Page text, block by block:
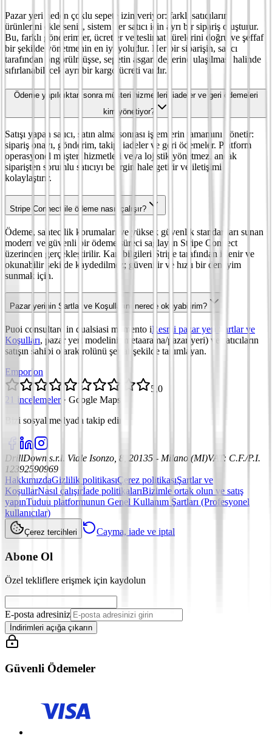
Pazar yeri neden çoklu sepete izin veriyor: farklı satıcıların
ürünlerini eklerseniz, sistem her satıcı için ayrı bir sipariş oluşturur.
Bu, farklı gönderimler, ücretler ve teslimat sürelerini doğru ve şeffaf
bir şekilde yönetmenin en iyi yoludur. Her bir siparişin, satıcı
tarafından öngörülmüşse, sepetin asgari değerine ulaşılması halinde
sıfırlanabilecek ayrı bir kargo ücreti vardır.
Ödeme yapıldıktan sonra müşteri hizmetleri, iadeler ve geri ödemeleri
kim yönetiyor?
Satışı yapan satıcı, satın alma sonrası işlemlerin tamamını yönetir:
sipariş onayı, gönderim, takip, iadeler ve geri ödemeler. Platform
operasyonel müşteri hizmetleri veya lojistik yönetmez, ancak
siparişten sorumlu satıcıyı belirgin hale getirir ve iletişimi
kolaylaştırır.
Stripe Connect ile ödeme nasıl çalışır?
Ödeme, sahtecilik korumaları ve yüksek güvenlik standartları sunan
modern ve güvenli bir ödeme süreci sağlayan Stripe Connect
üzerinden gerçekleştirilir. Kart bilgileri Stripe tarafından işlenir ve
okunabilir şekilde kaydedilmez; güvenilir ve hızlı bir deneyim
sunmak için.
Pazar yerinin Şartlar ve Koşullarını nerede okuyabilirim?
Puoi consultare in qualsiasi momento iResmi pazar yeri Şartlar ve
Koşulları, pazar yeri modelini (metaarama/pazar yeri) ve satıcıların
satışın sahibi olarak rolünü şeffaf şekilde tanımlayan.
Emporion
5,0
21 incelemeler · Google Maps
Bizi sosyal medyada takip edin
DrillDown s.r.l. Viale Isonzo, 8, 20135 - Milano (MI)VAT: C.F./P.I.
12392590969
HakkımızdaGizlilik politikasıÇerez politikasıŞartlar ve
KoşullarNasıl çalışırİade politikalarıBizimle ortak olun ve satış
yapınTuduu platformunun Genel Kullanım Şartları (Profesyonel
kullanıcılar)
Çerez tercihleri Cayma, iade ve iptal
Abone Ol
Özel tekliflere erişmek için kaydolun
E-posta adresiniz
İndirimleri açığa çıkarın
Güvenli Ödemeler